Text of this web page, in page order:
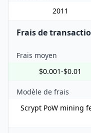
2011
Frais de
Frais moyen
$0.001-$0.01
Modèle de frais
Scrypt PoW mining